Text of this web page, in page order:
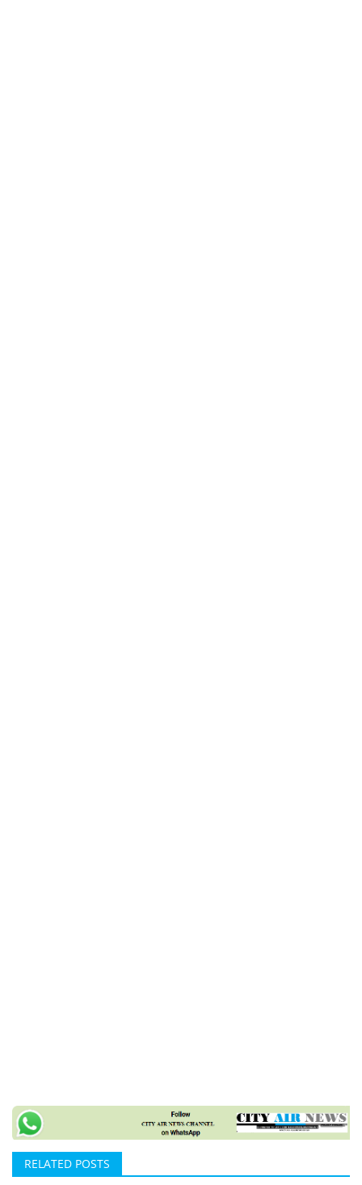
RELATED POSTS